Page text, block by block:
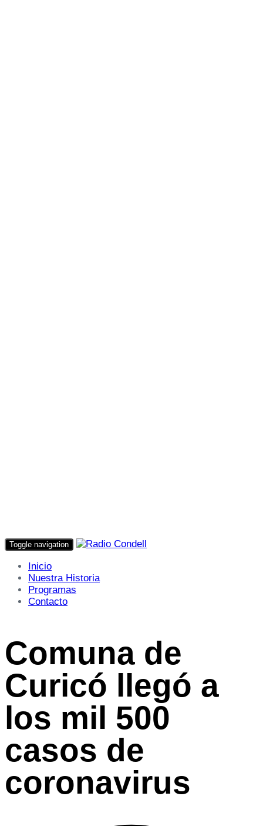
Toggle navigation
Inicio
Nuestra Historia
Programas
Contacto
Comuna de
Curicó llegó a
los mil 500
casos de
coronavirus